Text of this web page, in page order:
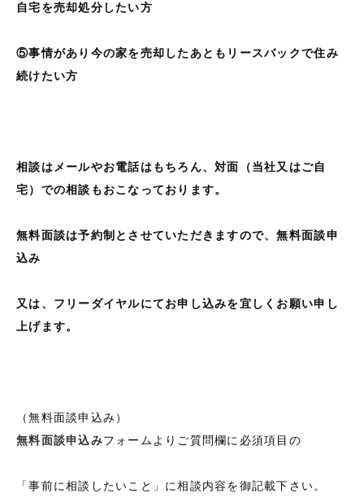
自宅を売却処分したい方
⑤事情があり今の家を売却したあともリースバックで住み
続けたい方
相談はメールやお電話はもちろん、対面（当社又はご自
宅）での相談もおこなっております。
無料面談は予約制とさせていただきますので、無料面談申
込み
又 は、フリーダイヤルにてお申し込みを宜しくお願い申し
上げます。
（無料面談申込み）
無料面談申込みフォームよりご質問欄に必須項目の
「事前に相談したいこと」に相談内容を御記載下さい。